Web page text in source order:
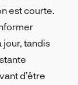
est courte.
jour, tandis
d’être